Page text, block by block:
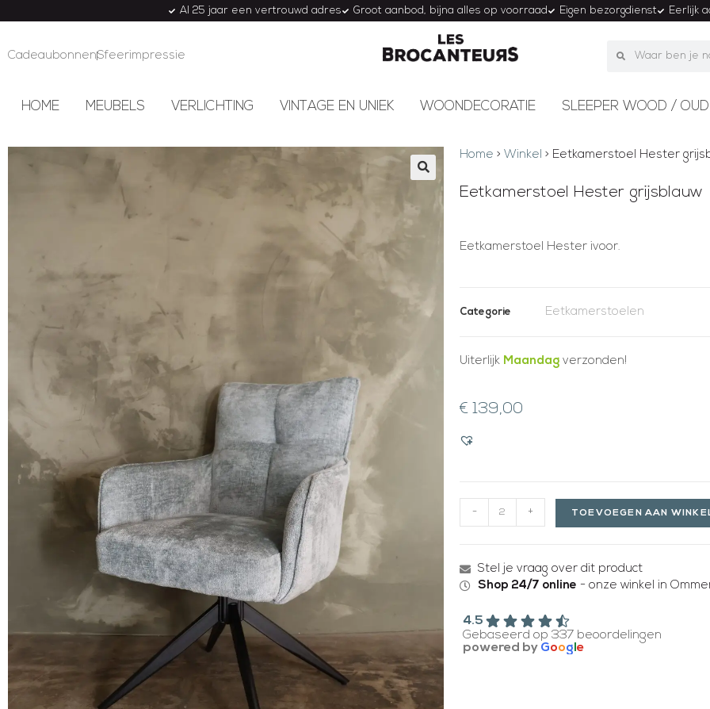
Al 25 jaar een vertrouwd adres Groot aanbod, bijna alles op voorraad Eigen bezorgdienst Eerlijk
CadeaubonnenSfeerimpressie
HOME MEUBELS VERLICHTING VINTAGE EN UNIEK WOONDECORATIE SLEEPER WOOD / OUD
Home > Winkel > Eetkamerstoel Hester
Eetkamerstoel Hester grijsblauw
Eetkamerstoel Hester ivoor.
Categorie Eetkamerstoelen
Uiterlijk Maandag verzonden!
€ 139,00
- + TOEVOEGEN AAN
Stel je vraag over dit product
Shop 24/7 online - onze winkel in
4.5
Gebaseerd op 337 beoordelingen
powered by Goog e